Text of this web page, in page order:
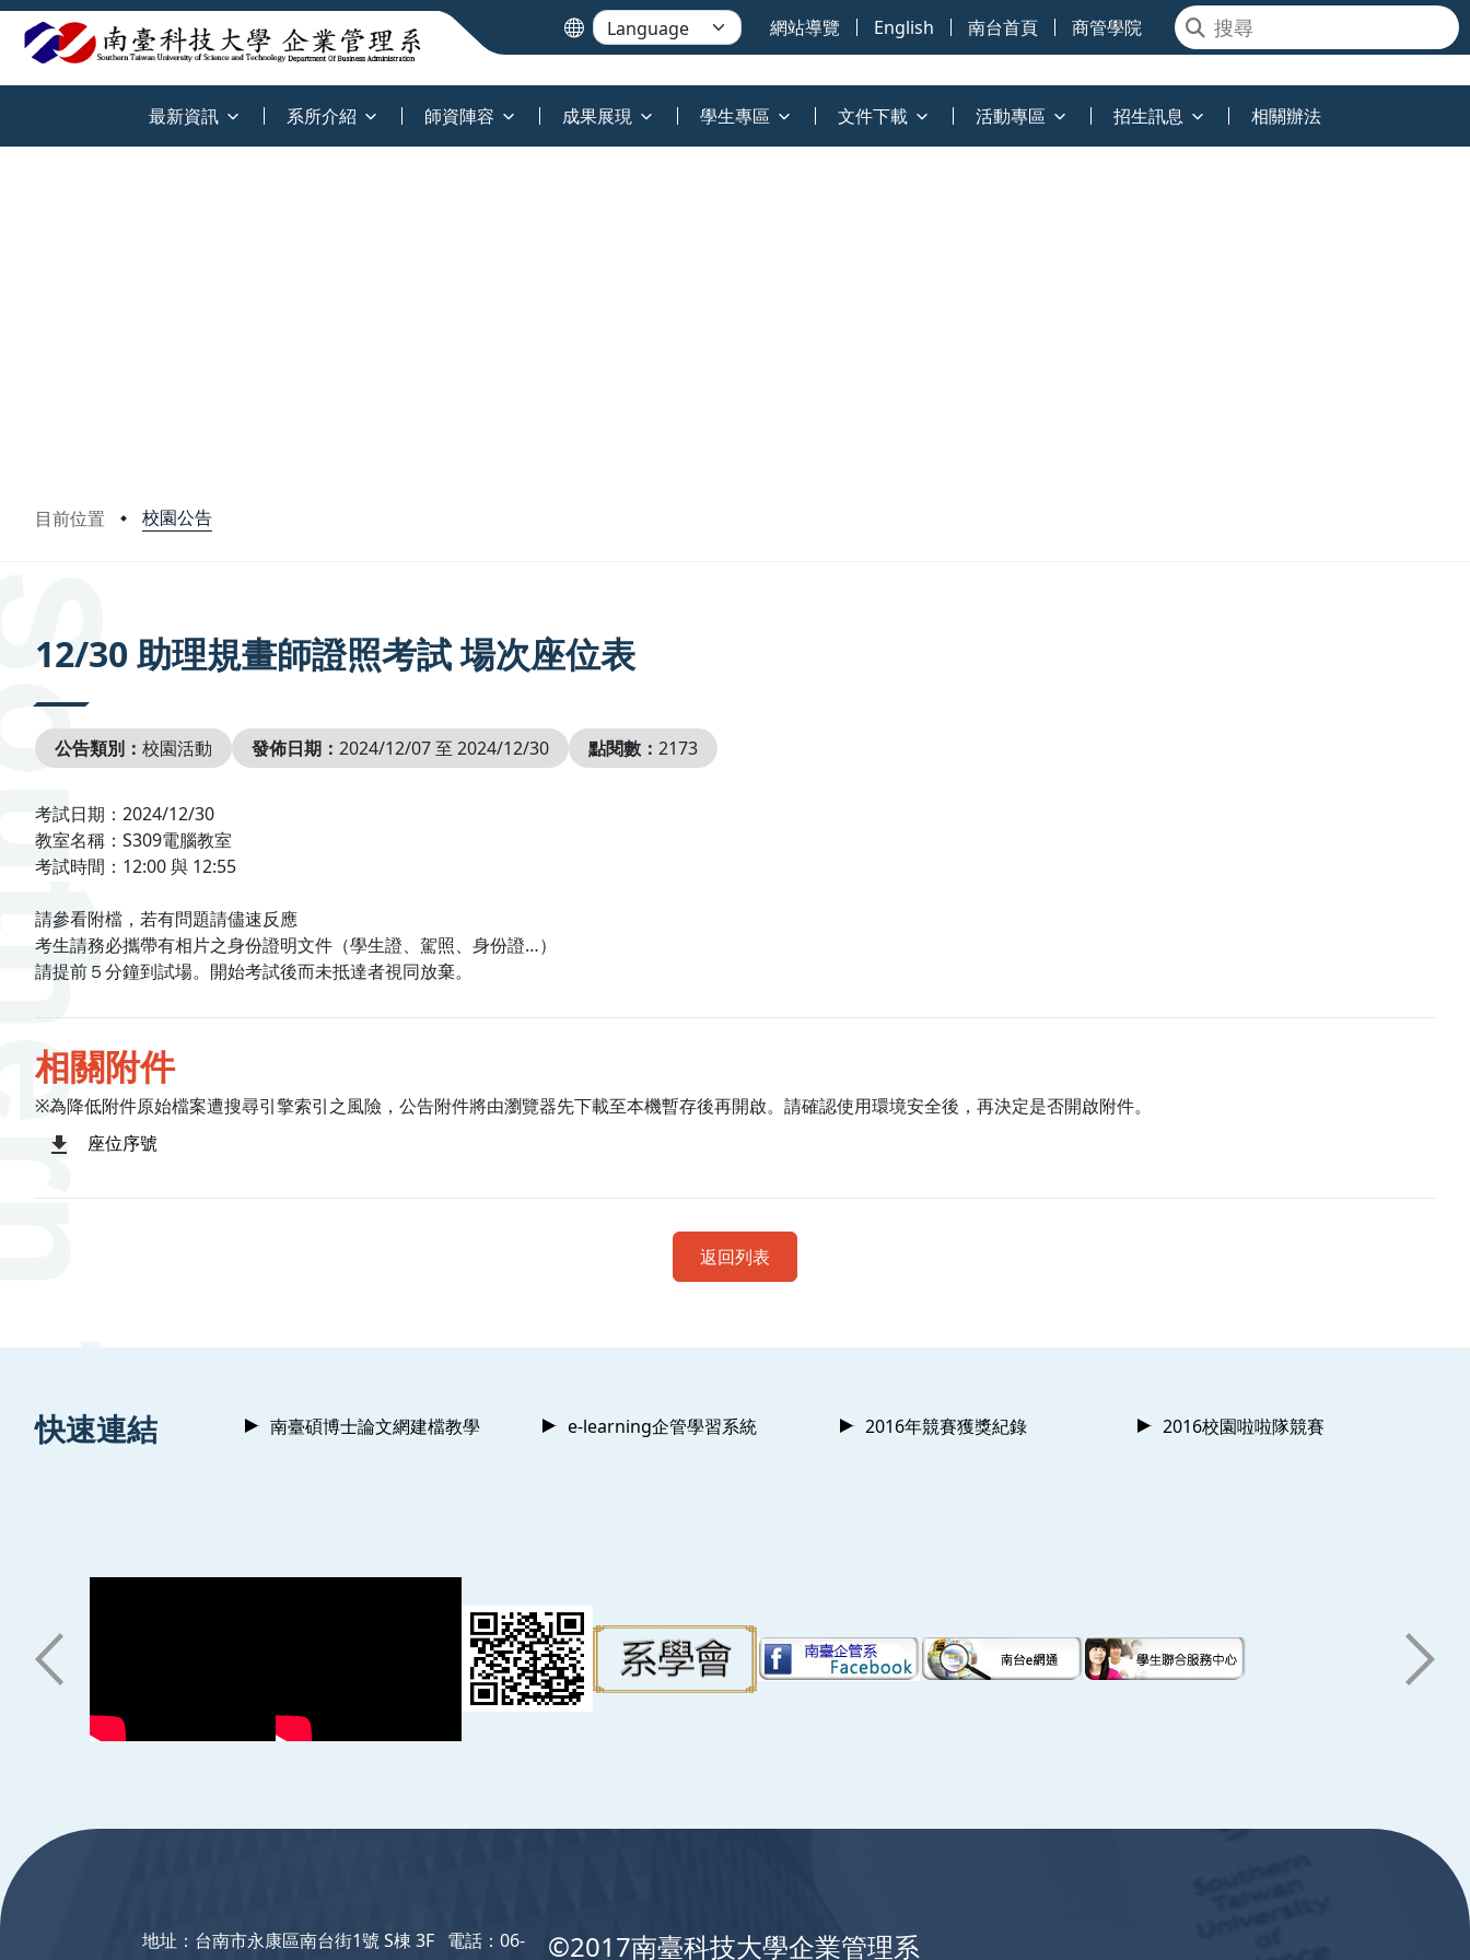
網站導覽 English 南台首頁 商管學院
最新資訊 系所介紹 師資陣容 成果展現 學生專區 文件下載 活動專區 招生訊息 相關辦法
目前位置 校園公告
12/30 助理規畫師證照考試 場次座位表
公告類別： 校園活動 發佈日期： 2024/12/07 至 2024/12/30 點閱數： 2173
考試日期：2024/12/30
教室名稱：S309電腦教室
考試時間：12:00 與 12:55
請參看附檔，若有問題請儘速反應
考生請務必攜帶有相片之身份證明文件（學生證、駕照、身份證…）
請提前５分鐘到試場。開始考試後而未抵達者視同放棄。
相關附件
※為降低附件原始檔案遭搜尋引擎索引之風險，公告附件將由瀏覽器先下載至本機暫存後再開啟。請確認使用環境安全後，再決定是否開啟附件。
座位序號
返回列表
快速連結 南臺碩博士論文網建檔教學 e-learning企管學習系統 2016年競賽獲獎紀錄 2016校園啦啦隊競賽
©2017南臺科技大學企業管理系
地址：台南市永康區南台街1號 S棟 3F 電話：06-